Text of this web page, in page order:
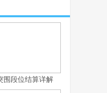
围段位结算详解